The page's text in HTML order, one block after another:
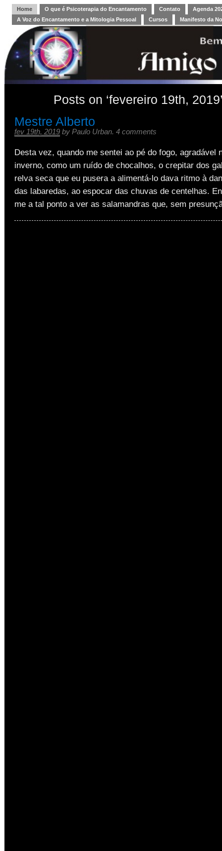
Home O que é Psicoterapia do Encantamento Contato
Agenda
A Voz do Encantamento e a Mitologia Pessoal
Cursos Manifesto da
Posts on ‘fevereiro 19th,
Mestre Alberto
fev 19th, 2019 by Paulo Urban. 4 comments
Desta vez, quando me sentei ao pé do fogo, agradável
inverno, como um ruído de chocalhos, o crepitar dos
relva seca que eu pusera a alimentá-lo dava ritmo à
das labaredas, ao espocar das chuvas de centelhas.
me a tal ponto a ver as salamandras que, sem